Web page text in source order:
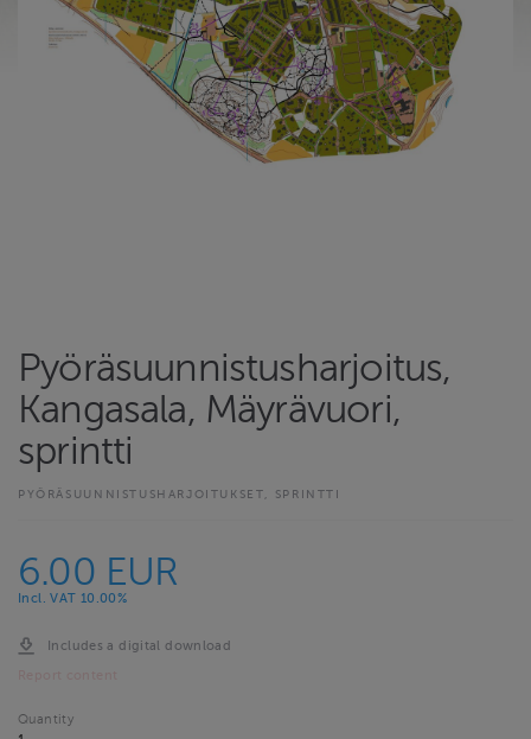
Pyöräsuunnistusharjoitus,
Kangasala, Mäyrävuori,
sprintti
PYÖRÄSUUNNISTUSHARJOITUKSET, SPRINTTI
6.00 EUR
Incl. VAT 10.00%
Includes a digital download
Quantity